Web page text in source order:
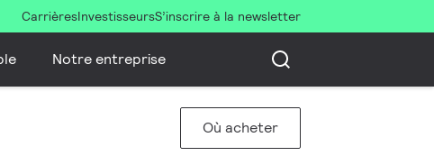
CarrièresInvestisseursS’inscrire à la newsletter
Notre entreprise
Où acheter